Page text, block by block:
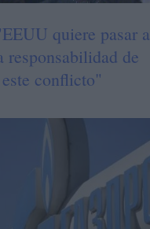
quiere pasar a
responsabilidad de
conflicto"